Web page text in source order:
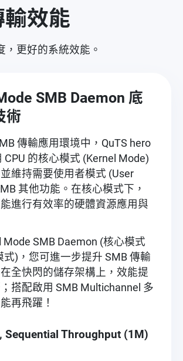
輸效能
，更好的系統效能。
SMB Daemon 底
術
傳輸應用環境中，QuTS hero
CPU 的核心模式 (Kernel Mode)
維持需要使用者模式 (User
其他功能。在核心模式下，
進行有效率的硬體資源應用與
Mode SMB Daemon (核心模式
式)，您可進一步提升 SMB 傳輸
全快閃的儲存架構上，效能提
搭配啟用 SMB Multichannel 多
再飛躍！
Sequential Throughput (1M)